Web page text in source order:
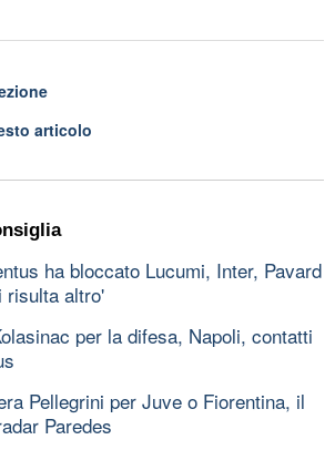
articolo
ha bloccato Lucumi, Inter, Pavard
risulta altro'
per la difesa, Napoli, contatti
Pellegrini per Juve o Fiorentina, il
Paredes